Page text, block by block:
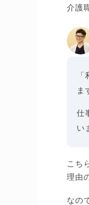
介護
ま
仕
い
こち
理由
なの